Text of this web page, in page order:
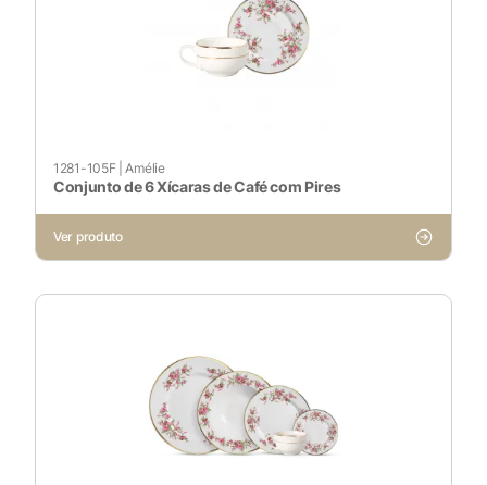
1281-105F|Amélie
Conjunto de 6 Xícaras de Café com Pires
Ver produto